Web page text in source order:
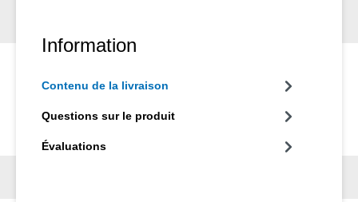
Information
Contenu de la livraison
Questions sur le produit
Évaluations